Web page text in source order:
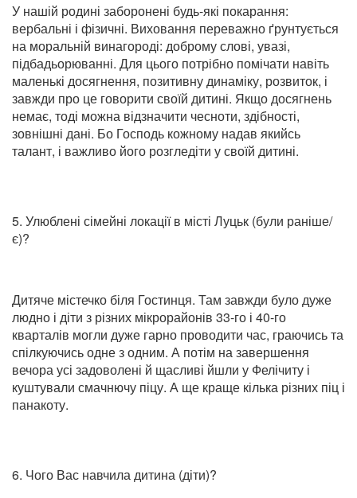
У нашій родині заборонені будь-які покарання:
вербальні і фізичні. Виховання переважно ґрунтується
на моральній винагороді: доброму слові, увазі,
підбадьорюванні. Для цього потрібно помічати навіть
маленькі досягнення, позитивну динаміку, розвиток, і
завжди про це говорити своїй дитині. Якщо досягнень
немає, тоді можна відзначити чесноти, здібності,
зовнішні дані. Бо Господь кожному надав якийсь
талант, і важливо його розгледіти у своїй дитині.
5. Улюблені сімейні локації в місті Луцьк (були раніше/
є)?
Дитяче містечко біля Гостинця. Там завжди було дуже
людно і діти з різних мікрорайонів 33-го і 40-го
кварталів могли дуже гарно проводити час, граючись та
спілкуючись одне з одним. А потім на завершення
вечора усі задоволені й щасливі йшли у Фелічиту і
куштували смачнючу піцу. А ще краще кілька різних піц і
панакоту.
6. Чого Вас навчила дитина (діти)?